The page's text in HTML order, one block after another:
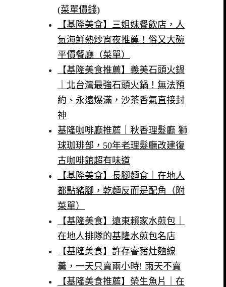
(菜單價錢)
【基隆美食】三姐妹餐飲店，人
氣海鮮熱炒宵夜推薦！俗又大碗
平價餐廳（菜單）
【基隆美食推薦】義美石頭火鍋
｜北台灣最強石頭火鍋！無法預
約、永遠爆滿，沙茶香氣直接封
神
基隆咖啡廳推薦｜秋香理髮廳 獅
球珈琲部，50年老理髮廳改建復
古咖啡館超有味道
【基隆美食】長腳麵食｜在地人
都點豬腳，乾麵反而是配角（附
菜單）
【基隆美食】遠東賴家水煎包｜
在地人排隊的基隆水煎包名店
【基隆美食】許存睿豬灶麵線
羹，一天只賣兩小時! 雨天不賣
【基隆美食推薦】榮生魚片｜在